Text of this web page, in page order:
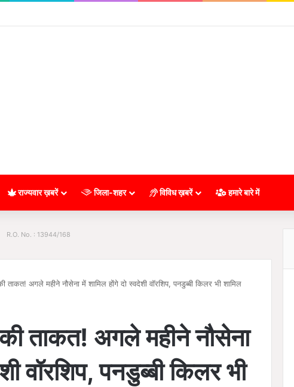
राज्यवार ख़बरें जिला-शहर विविध ख़बरें हमारे बारे में
R.O. No. : 13944/168
ताकत! अगले महीने नौसेना में शामिल होंगे दो स्वदेशी वॉरशिप, पनडुब्बी किलर भी शामिल
ताकत! अगले महीने नौसेना
वॉरशिप, पनडुब्बी किलर भी